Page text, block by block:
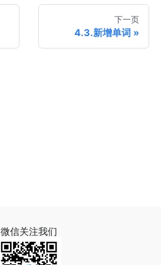
下一页
4.3.新增单词
微信关注我们